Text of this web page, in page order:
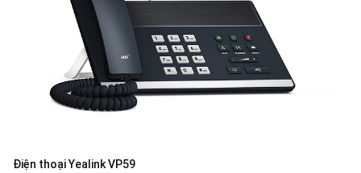
Điện thoại Yealink VP59